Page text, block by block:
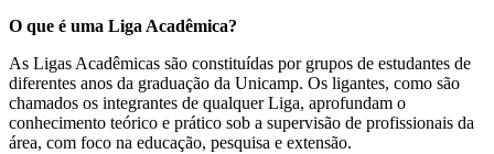
O que é uma Liga Acadêmica?
As Ligas Acadêmicas são constituídas por grupos de estudantes de
diferentes anos da graduação da Unicamp. Os ligantes, como são
chamados os integrantes de qualquer Liga, aprofundam o
conhecimento teórico e prático sob a supervisão de profissionais da
área, com foco na educação, pesquisa e extensão.